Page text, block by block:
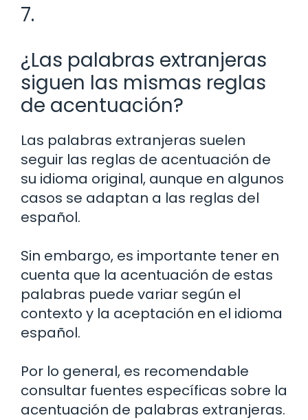
7.
¿Las palabras extranjeras
siguen las mismas reglas
de acentuación?
Las palabras extranjeras suelen
seguir las reglas de acentuación de
su idioma original, aunque en algunos
casos se adaptan a las reglas del
español.
Sin embargo, es importante tener en
cuenta que la acentuación de estas
palabras puede variar según el
contexto y la aceptación en el idioma
español.
Por lo general, es recomendable
consultar fuentes específicas sobre la
acentuación de palabras extranjeras.